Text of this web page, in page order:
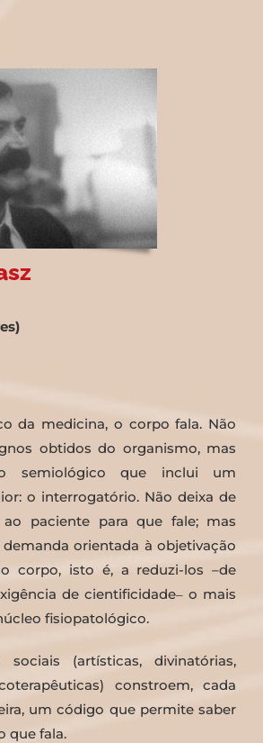
da medicina, o corpo fala. Não
obtidos do organismo, mas
semiológico que inclui um
o interrogatório. Não deixa de
paciente para que fale; mas
orientada à objetivação
corpo, isto é, a reduzi-los –de
de cientificidade‒ o mais
fisiopatológico.
sociais (artísticas, divinatórias,
constroem, cada
um código que permite saber
que fala.